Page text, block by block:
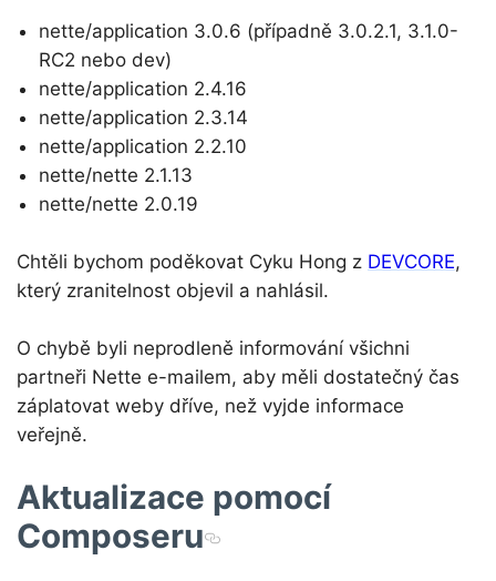
nette/application 3.0.6 (případně 3.0.2.1, 3.1.0-
RC2 nebo dev)
nette/application 2.4.16
nette/application 2.3.14
nette/application 2.2.10
nette/nette 2.1.13
nette/nette 2.0.19
Chtěli bychom poděkovat Cyku Hong z DEVCORE,
který zranitelnost objevil a nahlásil.
O chybě byli neprodleně informování všichni
partneři Nette e-mailem, aby měli dostatečný čas
záplatovat weby dříve, než vyjde informace
veřejně.
Aktualizace pomocí
Composeru